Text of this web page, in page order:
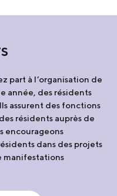
part à l’organisation de
année, des résidents
assurent des fonctions
résidents auprès de
encourageons
dans des projets
manifestations